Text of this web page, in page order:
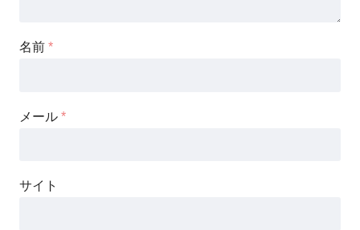
名前 *
メール *
サイト